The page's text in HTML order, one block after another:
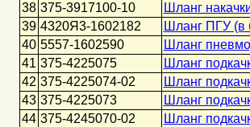
38 375-3917100-10
Шланг
39 4320Я3-1602182
Шланг ПГУ (в
40 5557-1602590
Шланг
41 375-4225075
Шланг
42 375-4225074-02
Шланг
43 375-4225073
Шланг
44 375-4245070-02
Шланг